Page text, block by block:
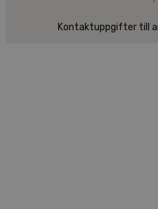
Kontaktuppgifter till